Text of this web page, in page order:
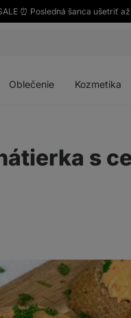
⏰ Posledná šanca ušetriť
Oblečenie Kozmetika
s